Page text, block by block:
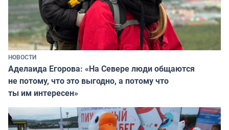
НОВОСТИ
Аделаида Егорова: «На Севере люди общаются
не потому, что это выгодно, а потому что
ты им интересен»